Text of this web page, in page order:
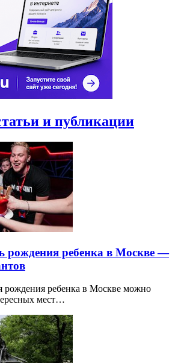
и публикации
рождения ребенка в Москве —
рождения ребенка в Москве можно
мест…